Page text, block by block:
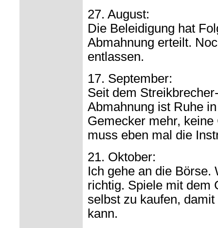
27. August:
Die Beleidigung hat
Abmahnung erteilt.
entlassen.
17. September:
Seit dem
Abmahnung ist Ruhe
Gemecker mehr,
muss eben mal die
21. Oktober:
Ich gehe an die Börse.
richtig. Spiele mit dem
selbst zu kaufen,
kann.